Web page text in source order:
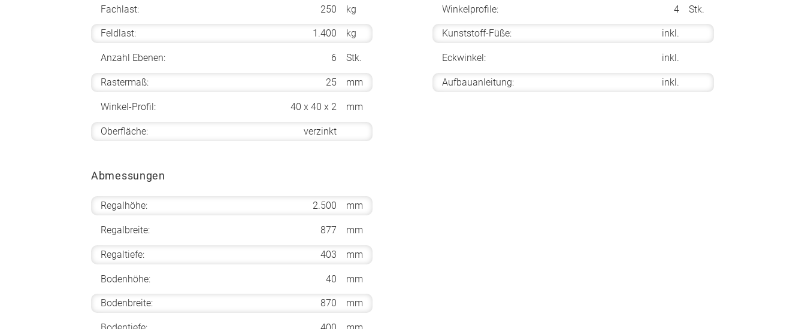
Fachlast: 250 kg
Feldlast: 1.400 kg
Anzahl Ebenen: 6 Stk.
Rastermaß: 25 mm
Winkel-Profil: 40 x 40 x 2 mm
Oberfläche: verzinkt
Abmessungen
Regalhöhe: 2.500 mm
Regalbreite: 877 mm
Regaltiefe: 403 mm
Bodenhöhe: 40 mm
Bodenbreite: 870 mm
Winkelprofile: 4 Stk.
Kunststoff-Füße: inkl.
Eckwinkel: inkl.
Aufbauanleitung: inkl.